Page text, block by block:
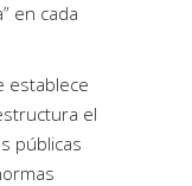
en cada
establece
el
públicas